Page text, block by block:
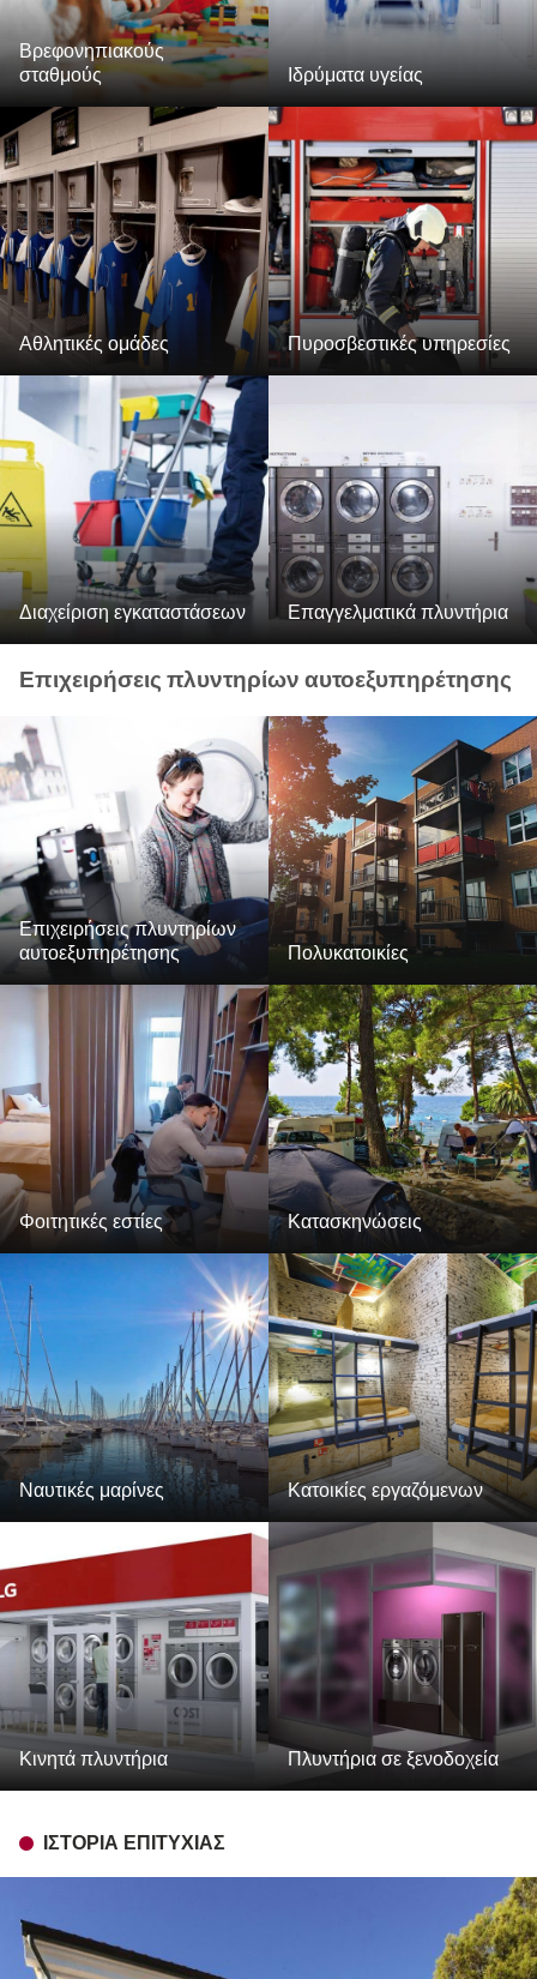
Βρεφονηπιακούς
σταθμούς
Ιδρύματα υγείας
Αθλητικές ομάδες Πυροσβεστικές υπηρεσίες
Διαχείριση εγκαταστάσεων Επαγγελματικά πλυντήρια
Επιχειρήσεις πλυντηρίων αυτοεξυπηρέτησης
Επιχειρήσεις πλυντηρίων
αυτοεξυπηρέτησης
Πολυκατοικίες
Φοιτητικές εστίες Κατασκηνώσεις
Ναυτικές μαρίνες Κατοικίες εργαζόμενων
Κινητά πλυντήρια Πλυντήρια σε ξενοδοχεία
ΙΣΤΟΡΊΑ ΕΠΙΤΥΧΊΑΣ